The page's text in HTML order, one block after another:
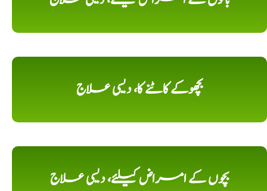
بچھوکے کاٹنے کا، دیسی علاج
بچوں کے امراض کیلئے، دیسی علاج